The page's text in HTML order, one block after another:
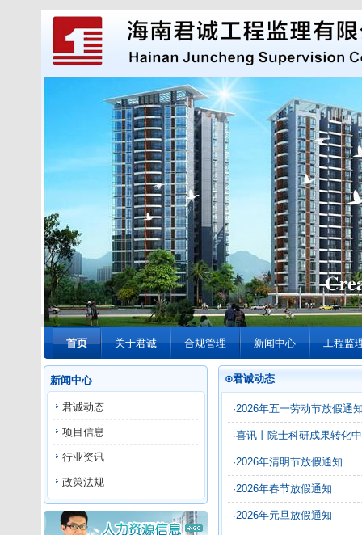
首页 关于君诚 合规管理 新闻中心 工程监
新闻中心
君诚动态
项目信息
行业资讯
政策法规
⊙君诚动态
·2026年五一劳动节放假通
·喜讯丨院士科研成果转化
·2026年清明节放假通知
·2026年春节放假通知
·2026年元旦放假通知